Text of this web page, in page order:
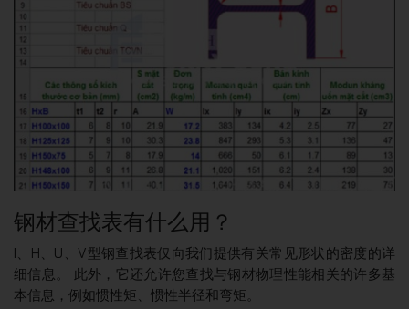
钢材查找表有什么用？
I、H、U、V型钢查找表仅向我们提供有关常见形状的密度的详
细信息。 此外，它还允许您查找与钢材物理性能相关的许多基
本信息，例如惯性矩、惯性半径和弯矩。